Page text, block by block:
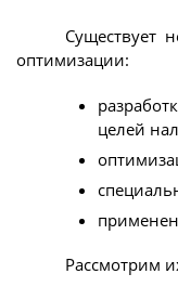
Существует
оптимизации:
целей
Рассмотрим